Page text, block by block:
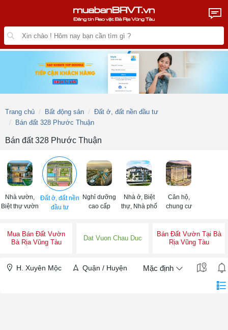
Trang chủ Bất động sản
Đất ở, đất nền đầu tư
Bán đất 328 Phước Thuận
Bán đất 328 Phước Thuận
Nhà vườn,
Biệt thự vườn
Đất ở, đất nền
đầu tư
Nghỉ dưỡng
cao cấp
Nhà ở, Biệt
thự, Nhà phố
Căn hộ,
chung cư
Mua Bán Đất Vườn
Bà Rịa Vũng Tàu
Dat Vuon Chau Duc
Bán Đất Vườn Tại Bà
Rịa Vũng Tàu
H. Xuyên Mộc Quận / Huyện Mặc định